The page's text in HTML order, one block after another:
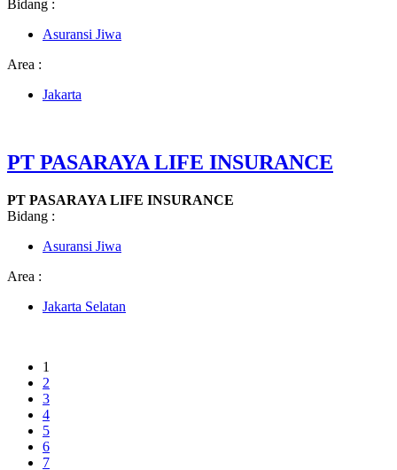
Bidang :
Asuransi Jiwa
Area :
Jakarta
PT PASARAYA LIFE INSURANCE
PT PASARAYA LIFE INSURANCE
Bidang :
Asuransi Jiwa
Area :
Jakarta Selatan
1
2
3
4
5
6
7